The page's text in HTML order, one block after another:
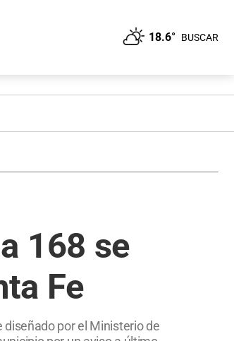
18.6° BUSCAR
168 se
Fe
por el Ministerio de